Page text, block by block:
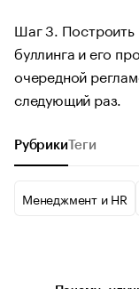
Шаг 3. Построить
буллинга и его
очередной
следующий раз.
Рубрики Теги
Менеджмент и HR